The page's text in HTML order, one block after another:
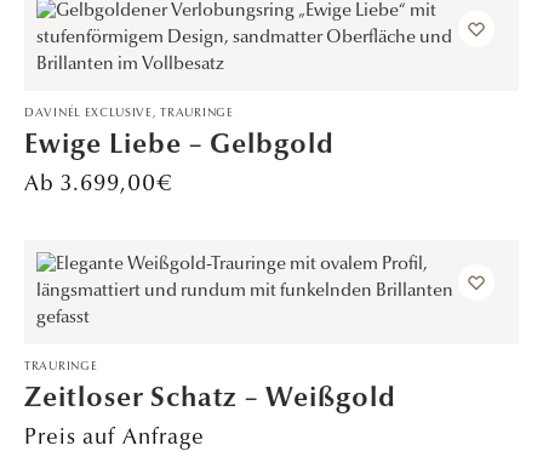
DAVINÉL EXCLUSIVE , TRAURINGE
Ewige Liebe – Gelbgold
3.699,00€
TRAURINGE
Zeitloser Schatz – Weißgold
Preis auf Anfrage